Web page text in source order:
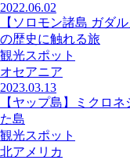
2022.06.02
【ソロモン諸島 ガダ
の歴史に触れる旅
観光スポット
オセアニア
2023.03.13
【ヤップ島】ミクロ
た島
観光スポット
北アメリカ